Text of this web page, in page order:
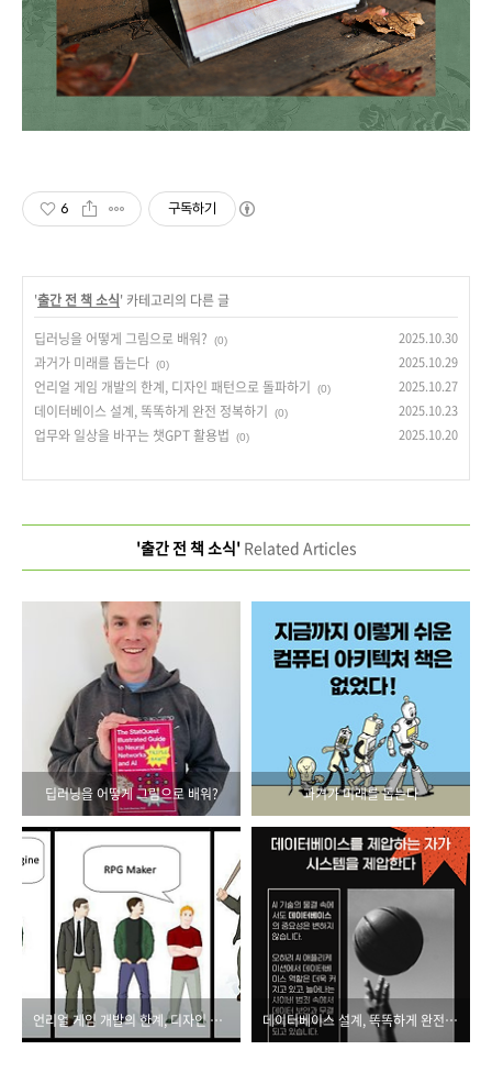
6 구독하기
'출간 전 책 소식' 카테고리의 다른 글
딥러닝을 어떻게 그림으로 배워?
(0) 2025.10.30
과거가 미래를 돕는다 (0) 2025.10.29
언리얼 게임 개발의 한계, 디자인 패턴으로 돌파하기 (0) 2025.10.27
데이터베이스 설계, 똑똑하게 완전 정복하기 (0) 2025.10.23
업무와 일상을 바꾸는 챗GPT 활용법 (0) 2025.10.20
'출간 전 책 소식'Related Articles
딥러닝을 어떻게 그림으로 배워? 과거가 미래를 돕는다
언리얼 게임 개발의 한계, 디자인 패턴으로 돌파하기 데이터베이스 설계, 똑똑하게 완전 정복하기